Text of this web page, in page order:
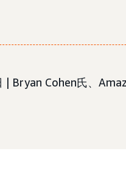
| Bryan Cohen氏、